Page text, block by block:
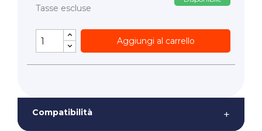
Tasse escluse
Aggiungi al carrello
Compatibilità +